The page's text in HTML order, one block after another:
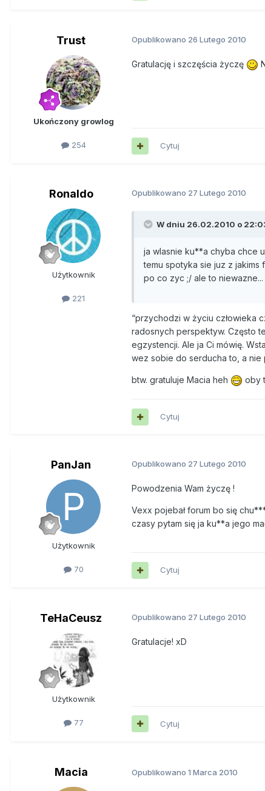
Trust
Ukończony growlog
254
Opublikowano 26 Lutego 2010
Gratulację i szczęścia życzę
Cytuj
Ronaldo
Użytkownik
221
Opublikowano 27 Lutego 2010
W dniu 26.02.2010 o
ja wlasnie ku**a chyba chce
temu spotyka sie juz z jakims
po co zyc ;/ ale to
“przychodzi w życiu człowieka
radosnych perspektyw. Często
egzystencji. Ale ja Ci mówię.
wez sobie do serducha to, a
btw. gratuluje Macia heh oby
Cytuj
PanJan
Użytkownik
70
Opublikowano 27 Lutego 2010
Powodzenia Wam życzę !
Vexx pojebał forum bo się
czasy pytam się ja ku**a jego mać
Cytuj
TeHaCeusz
Użytkownik
77
Opublikowano 27 Lutego 2010
Gratulacje! xD
Cytuj
Macia Opublikowano 1 Marca 2010